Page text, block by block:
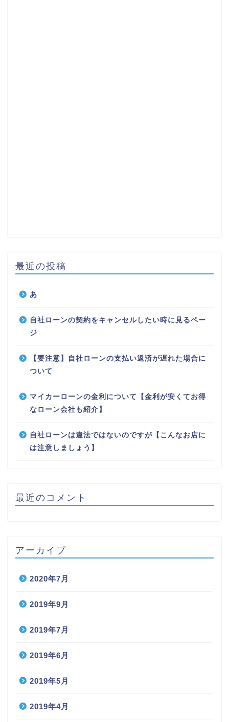
最近の投稿
あ
自社ローンの契約をキャンセルしたい時に見るペー
ジ
【要注意】自社ローンの支払い返済が遅れた場合に
ついて
マイカーローンの金利について【金利が安くてお得
なローン会社も紹介】
自社ローンは違法ではないのですが【こんなお店に
は注意しましょう】
最近のコメント
アーカイブ
2020年7月
2019年9月
2019年7月
2019年6月
2019年5月
2019年4月